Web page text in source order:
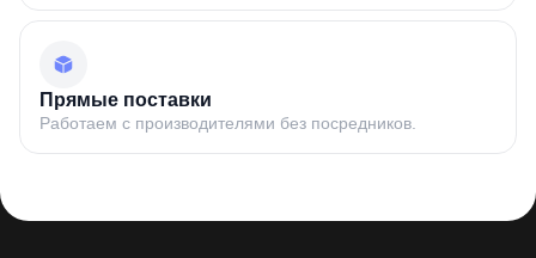
Прямые поставки
Работаем с производителями без посредников.